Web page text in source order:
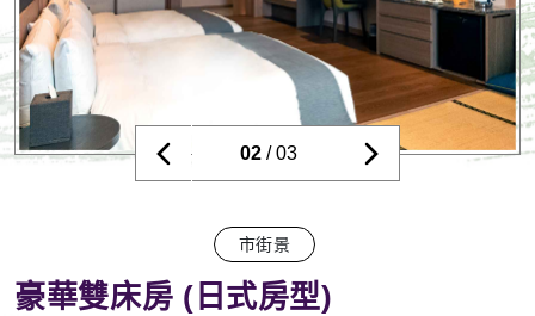
02/ 03
市街景
豪華雙床房 (日式房型)